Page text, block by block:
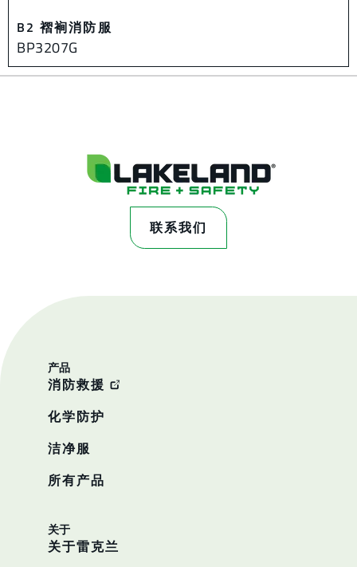
B2 褶裥消防服
BP3207G
联系我们
产品
消防救援
化学防护
洁净服
所有产品
关于
关于雷克兰